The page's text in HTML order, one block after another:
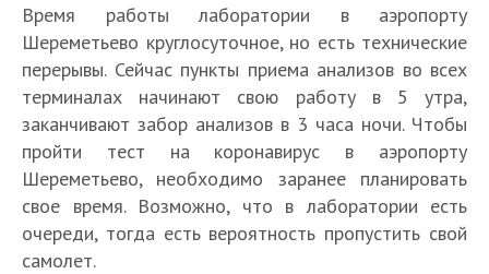
Время работы лаборатории в аэропорту
Шереметьево круглосуточное, но есть технические
перерывы. Сейчас пункты приема анализов во всех
терминалах начинают свою работу в 5 утра,
заканчивают забор анализов в 3 часа ночи. Чтобы
пройти тест на коронавирус в аэропорту
Шереметьево, необходимо заранее планировать
свое время. Возможно, что в лаборатории есть
очереди, тогда есть вероятность пропустить свой
самолет.